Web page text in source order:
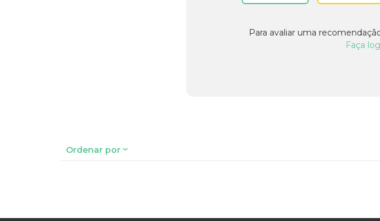
Para avaliar uma
Faça
Ordenar por